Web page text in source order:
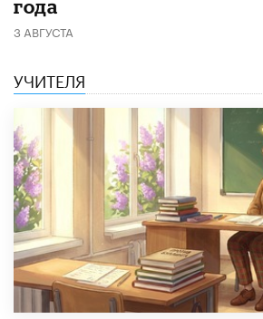
года
3 АВГУСТА
УЧИТЕЛЯ